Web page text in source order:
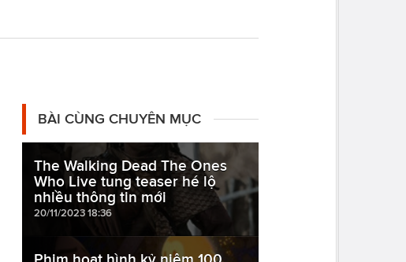
BÀI CÙNG CHUYÊN MỤC
The Walking Dead The Ones
Who Live tung teaser hé lộ
nhiều thông tin mới
20/11/2023 18:36